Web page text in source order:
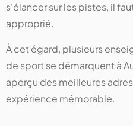
s'élancer sur les pistes, il
approprié.
À cet égard, plusieurs
de sport se démarquent à
aperçu des meilleures
expérience mémorable.